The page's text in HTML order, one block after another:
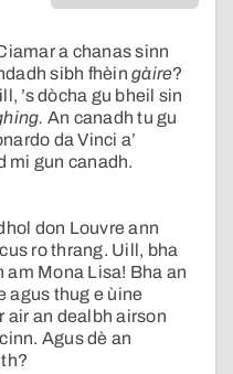
a chanas sinn
sibh fhèingàire?
’s dòcha gu bheil sin
An canadh tu gu
da Vinci a’
mi gun canadh.
don Louvre ann
ro thrang. Uill, bha
am Mona Lisa! Bha an
agus thug e ùine
air an dealbh airson
Agus dè an